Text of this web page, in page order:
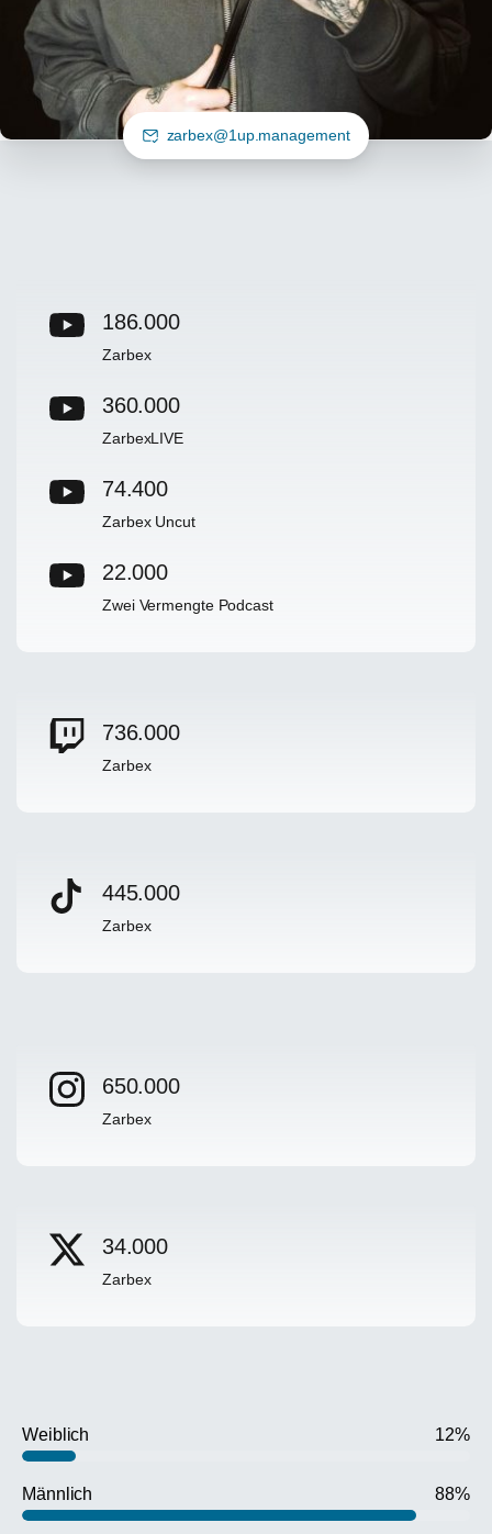
zarbex@1up.management
186.000
Zarbex
360.000
ZarbexLIVE
74.400
Zarbex Uncut
22.000
Zwei Vermengte Podcast
736.000
Zarbex
445.000
Zarbex
650.000
Zarbex
34.000
Zarbex
Weiblich 12%
Männlich 88%